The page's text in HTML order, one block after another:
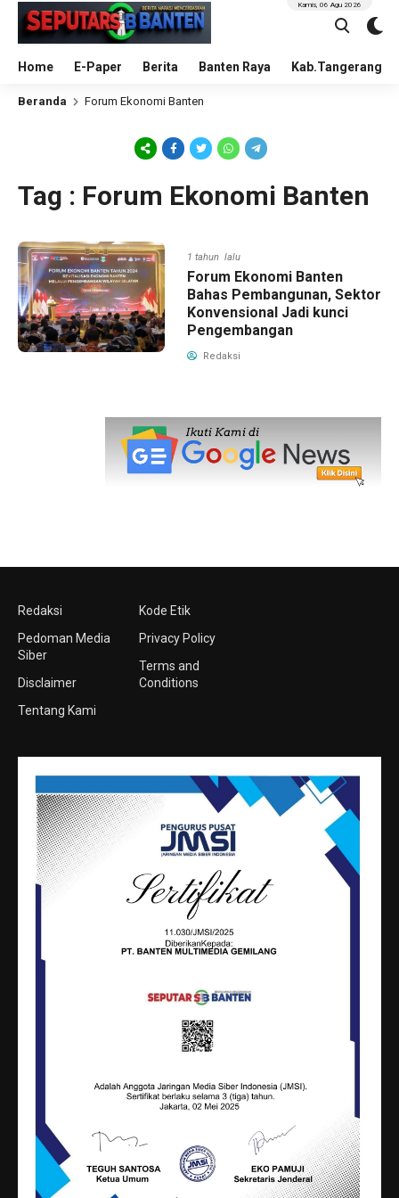
Home E-Paper Berita Banten Raya Kab.Tangerang
Kamis, 06 Agu 2026
Beranda Forum Ekonomi Banten
Tag : Forum Ekonomi Banten
1 tahun lalu
Forum Ekonomi Banten
Bahas Pembangunan, Sektor
Konvensional Jadi kunci
Pengembangan
Redaksi
Redaksi
Pedoman Media
Siber
Disclaimer
Tentang Kami
Kode Etik
Privacy Policy
Terms and
Conditions